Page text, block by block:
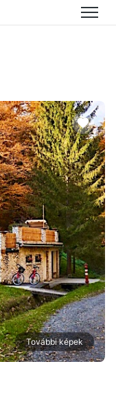
Menü
További képek